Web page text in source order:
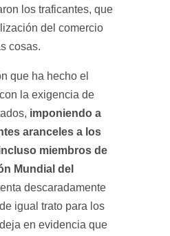
los traficantes, que
del comercio
cosas.
que ha hecho el
la exigencia de
imponiendo a
aranceles a los
miembros de
Mundial del
descaradamente
igual trato para los
en evidencia que